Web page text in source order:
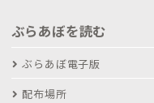
ぶらあぼを読む
ぶらあぼ電子版
配布場所